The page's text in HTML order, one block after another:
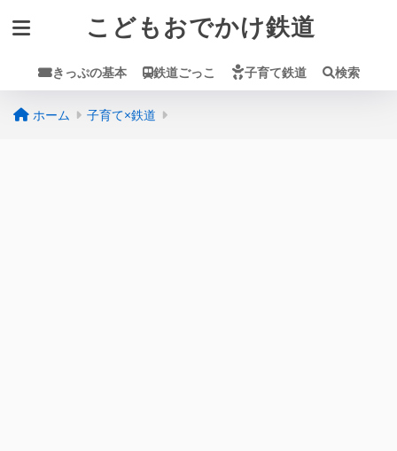
こどもおでかけ鉄道
きっぷの基本 鉄道ごっこ 子育て鉄道 検索
ホーム 子育て×鉄道